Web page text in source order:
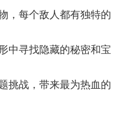
，每个敌人都有独特的
中寻找隐藏的秘密和宝
挑战，带来最为热血的